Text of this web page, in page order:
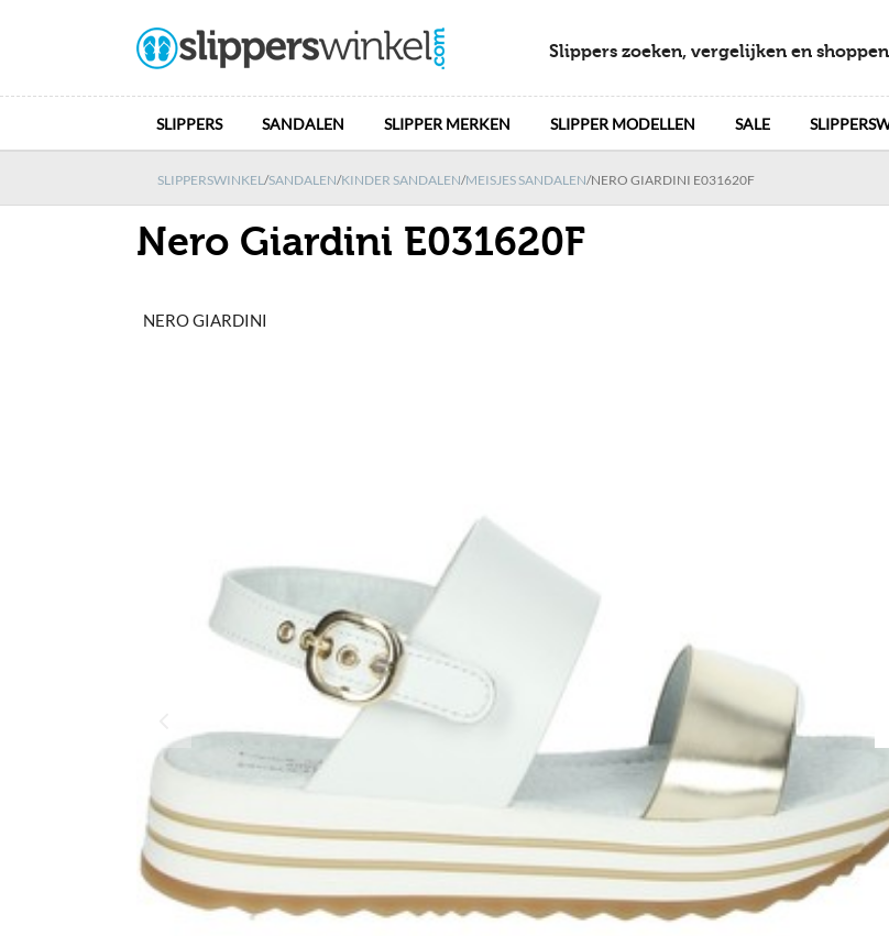
Slippers zoeken, vergelijken en shoppen
SLIPPERS SANDALEN SLIPPER MERKEN SLIPPER MODELLEN SALE
SLIPPERSWINKEL/SANDALEN/KINDER SANDALEN/MEISJES SANDALEN/NERO GIARDINI E031620F
Nero Giardini E031620F
NERO GIARDINI